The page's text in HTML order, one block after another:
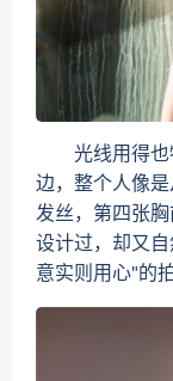
光线用得也
边，整个人像
发丝，第四张
设计过，却又
意实则用心"的